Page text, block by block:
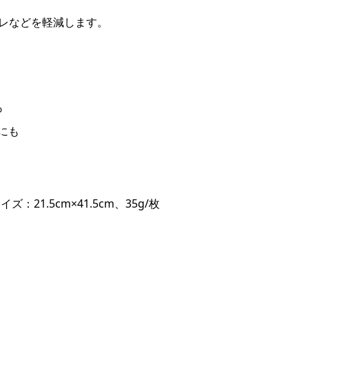
どを軽減します。
も
ズ：21.5cm×41.5cm、35g/枚